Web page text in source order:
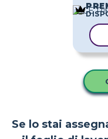
Se lo stai